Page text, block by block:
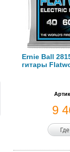
Ernie Ball
гитары
9